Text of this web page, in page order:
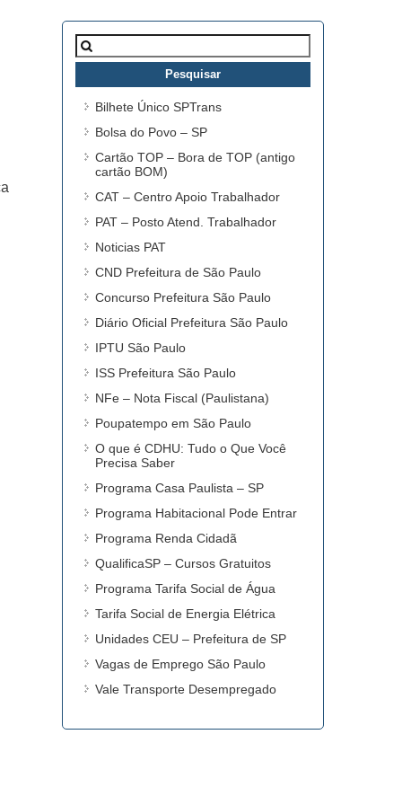
Pesquisar
por:
Bilhete Único SPTrans
Bolsa do Povo – SP
Cartão TOP – Bora de TOP (antigo
cartão BOM)
CAT – Centro Apoio Trabalhador
PAT – Posto Atend. Trabalhador
Noticias PAT
CND Prefeitura de São Paulo
Concurso Prefeitura São Paulo
Diário Oficial Prefeitura São Paulo
IPTU São Paulo
ISS Prefeitura São Paulo
NFe – Nota Fiscal (Paulistana)
Poupatempo em São Paulo
O que é CDHU: Tudo o Que Você
Precisa Saber
Programa Casa Paulista – SP
Programa Habitacional Pode Entrar
Programa Renda Cidadã
QualificaSP – Cursos Gratuitos
Programa Tarifa Social de Água
Tarifa Social de Energia Elétrica
Unidades CEU – Prefeitura de SP
Vagas de Emprego São Paulo
Vale Transporte Desempregado